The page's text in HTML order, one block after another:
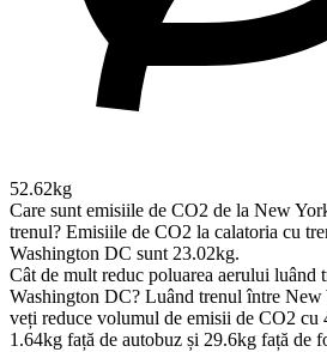
52.62kg
Care sunt emisiile de CO2 de la New
trenul? Emisiile de CO2 la calatoria cu
Washington DC sunt 23.02kg.
Cât de mult reduc poluarea aerului
Washington DC? Luând trenul între
veți reduce volumul de emisii de CO2 cu
1.64kg față de autobuz și 29.6kg față de